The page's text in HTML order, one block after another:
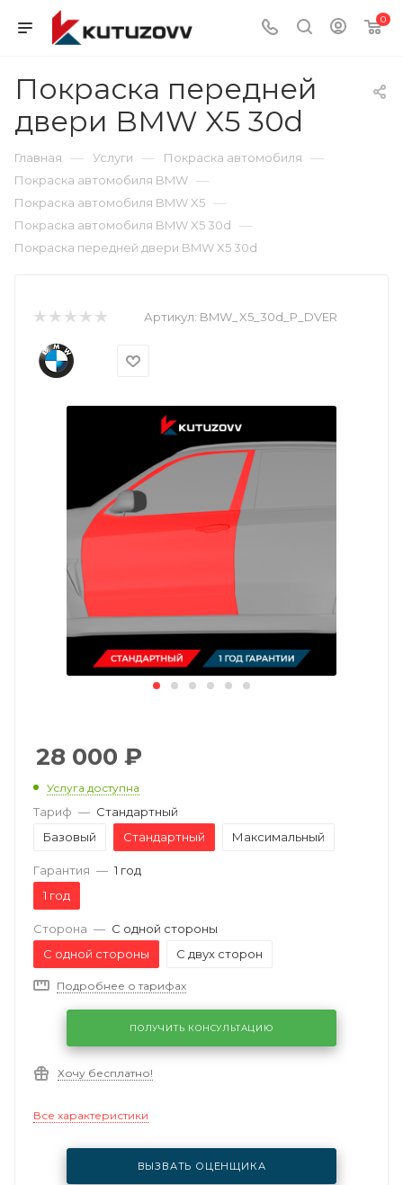
0
Покраска передней
двери BMW X5 30d
Главная — Услуги — Покраска автомобиля —
Покраска автомобиля BMW —
Покраска автомобиля BMW X5 —
Покраска автомобиля BMW X5 30d —
Покраска передней двери BMW X5 30d
Артикул: BMW_X5_30d_P_DVER
28 000 ₽
Услуга доступна
Тариф — Стандартный
Базовый
Стандартный Максимальный
Гарантия — 1 год
1 год
Сторона — С одной стороны
С одной стороны
С двух сторон
Подробнее о тарифах
ПОЛУЧИТЬ КОНСУЛЬТАЦИЮ
Хочу бесплатно!
Все характеристики
ВЫЗВАТЬ ОЦЕНЩИКА